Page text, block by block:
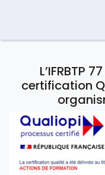
L’IFRBTP
certification